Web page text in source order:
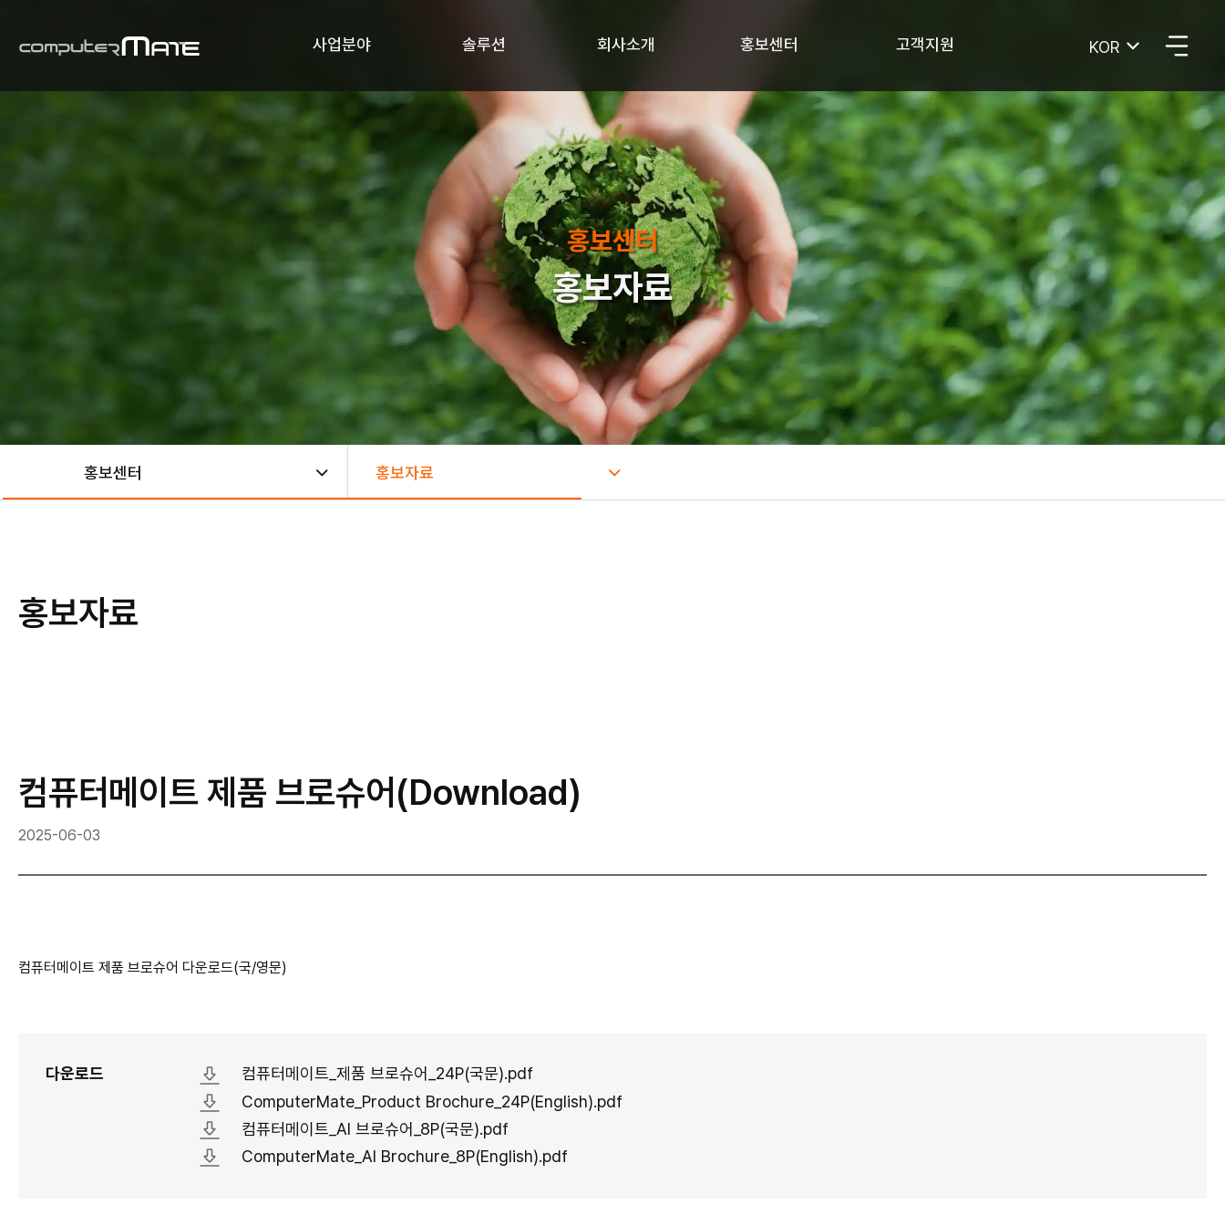
사업분야 솔루션 회사소개 홍보센터 고객지원 KOR
홍보센터
홍보자료
홍보센터 홍보자료
홍보자료
컴퓨터메이트 제품 브로슈어(Download)
2025-06-03
컴퓨터메이트 제품 브로슈어 다운로드(국/영문)
다운로드
컴퓨터메이트_제품 브로슈어_24P(국문).pdf
ComputerMate_Product Brochure_24P(English).pdf
컴퓨터메이트_AI 브로슈어_8P(국문).pdf
ComputerMate_AI Brochure_8P(English).pdf